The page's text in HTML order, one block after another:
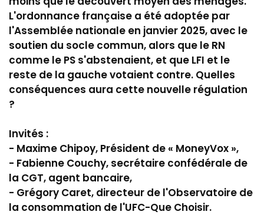
L'ordonnance française a été adoptée par
l'Assemblée nationale en janvier 2025, avec le
soutien du socle commun, alors que le RN
comme le PS s'abstenaient, et que LFI et le
reste de la gauche votaient contre. Quelles
conséquences aura cette nouvelle régulation
?
Invités :
- Maxime Chipoy, Président de « MoneyVox »,
- Fabienne Couchy, secrétaire confédérale de
la CGT, agent bancaire,
- Grégory Caret, directeur de l'Observatoire de
la consommation de l'UFC-Que Choisir.